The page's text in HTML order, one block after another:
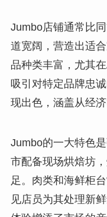
Jumbo店铺通常比
道宽阔，营造出适
品种类丰富，尤其
吸引对特定品牌忠
现出色，涵盖从经
Jumbo的一大特色
市配备现场烘焙坊
足。肉类和海鲜柜
见店员为其处理新